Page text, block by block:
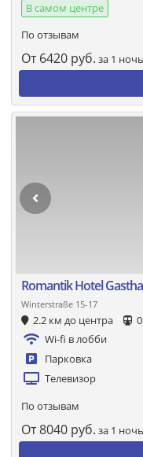
В самом центре
По отзывам
От 6420 руб. за 1 ночь
Romantik Hotel
Winterstraße 15-17
2.2 км до центра
Wi-fi в лобби
Парковка
Телевизор
По отзывам
От8040 руб. за 1 ночь